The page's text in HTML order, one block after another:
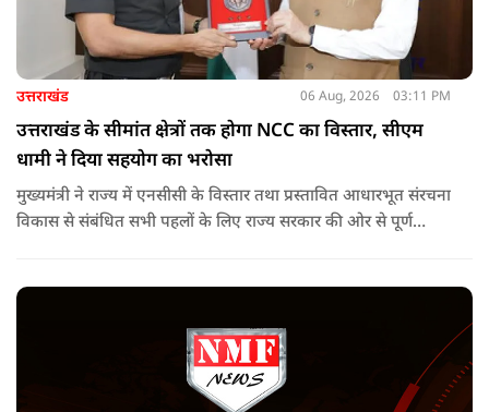
उत्तराखंड 06 Aug, 2026 03:11 PM
उत्तराखंड के सीमांत क्षेत्रों तक होगा NCC का विस्तार, सीएम
धामी ने दिया सहयोग का भरोसा
मुख्यमंत्री ने राज्य में एनसीसी के विस्तार तथा प्रस्तावित आधारभूत संरचना
विकास से संबंधित सभी पहलों के लिए राज्य सरकार की ओर से पूर्ण